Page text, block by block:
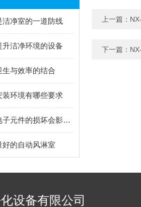
洁净室的一道防线
升洁净环境的设备
生与效率的结合
装环境有哪些要求
自动风淋室电子元件的损坏会影响正常的运行
的自动风淋室
上一篇：
下一篇：
设备有限公司